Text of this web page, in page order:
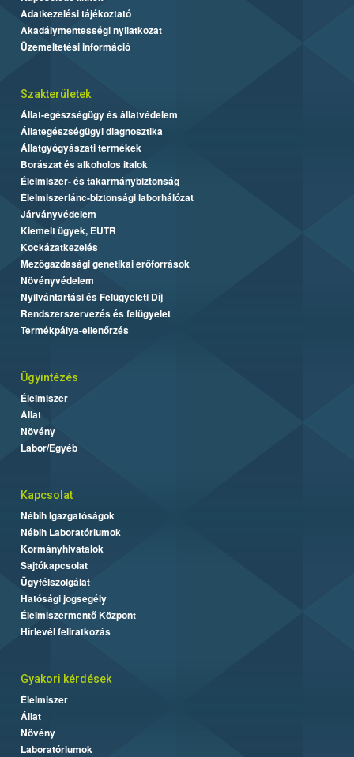
Adatkezelési tájékoztató
Akadálymentességi nyilatkozat
Üzemeltetési információ
Szakterületek
Állat-egészségügy és állatvédelem
Állategészségügyi diagnosztika
Állatgyógyászati termékek
Borászat és alkoholos italok
Élelmiszer- és takarmánybiztonság
Élelmiszerlánc-biztonsági laborhálózat
Járványvédelem
Kiemelt ügyek, EUTR
Kockázatkezelés
Mezőgazdasági genetikai erőforrások
Növényvédelem
Nyilvántartási és Felügyeleti Díj
Rendszerszervezés és felügyelet
Termékpálya-ellenőrzés
Ügyintézés
Élelmiszer
Állat
Növény
Labor/Egyéb
Kapcsolat
Nébih Igazgatóságok
Nébih Laboratóriumok
Kormányhivatalok
Sajtókapcsolat
Ügyfélszolgálat
Hatósági jogsegély
Élelmiszermentő Központ
Hírlevél feliratkozás
Gyakori kérdések
Élelmiszer
Állat
Növény
Laboratóriumok